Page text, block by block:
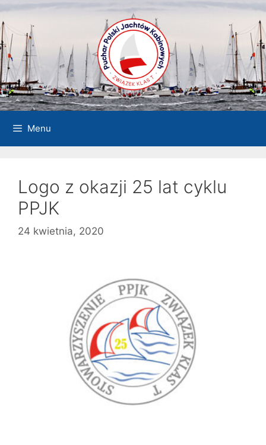
Przejdź
do
treści
Menu
Logo z okazji 25 lat cyklu
PPJK
24 kwietnia, 2020